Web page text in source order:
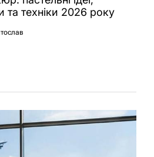
та техніки 2026 року